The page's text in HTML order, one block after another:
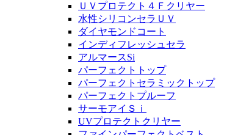
ＵＶプロテクト４Ｆクリヤー
水性シリコンセラＵＶ
ダイヤモンドコート
インディフレッシュセラ
アルマースSi
パーフェクトトップ
パーフェクトセラミックトップ
パーフェクトプルーフ
サーモアイＳｉ
UVプロテクトクリヤー